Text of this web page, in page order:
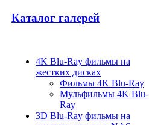
Каталог галерей
4K Blu-Ray фильмы на
жестких дисках
Фильмы 4K Blu-Ray
Мульфильмы 4K Blu-
Ray
3D Blu-Ray фильмы на